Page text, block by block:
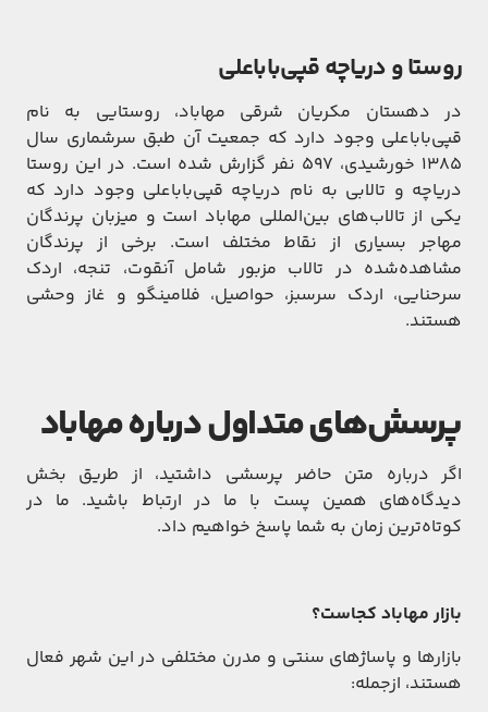
روستا و دریاچه قپی‌بابا‌علی
در دهستان مکریان شرقی مهاباد، روستایی به نام
قپی‌بابا‌علی وجود دارد که جمعیت آن طبق سرشماری سال
۱۳۸۵ خورشیدی، ۵۹۷ نفر گزارش شده است. در این روستا
دریاچه و تالابی به نام دریاچه قپی‌بابا‌علی وجود دارد که
یکی از تالاب‌های بین‌المللی مهاباد است و میزبان پرندگان
مهاجر بسیاری از نقاط مختلف است. برخی از پرندگان
مشاهده‌شده در تالاب مزبور شامل آنقوت، تنجه، اردک
سرحنایی، اردک سرسبز، حواصیل، فلامینگو و غاز وحشی
هستند.
پرسش‌های متداول درباره مهاباد
اگر درباره متن حاضر پرسشی داشتید، از طریق بخش
دیدگاه‌های همین پست با ما در ارتباط باشید. ما در
کوتاه‌ترین زمان به شما پاسخ خواهیم داد.
بازار مهاباد کجاست؟
بازارها و پاساژهای سنتی و مدرن مختلفی در این شهر فعال
هستند، ازجمله: